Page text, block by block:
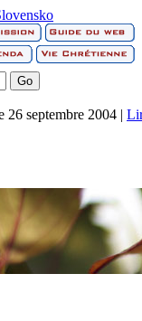
26 septembre 2004 |